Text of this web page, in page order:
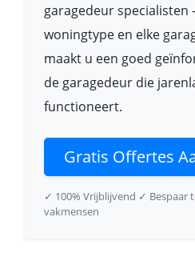
garagedeur
woningtype en elke
maakt u een goed
de garagedeur die
functioneert.
Gratis Offertes
✓ 100% Vrijblijvend ✓ Bespaar
vakmensen